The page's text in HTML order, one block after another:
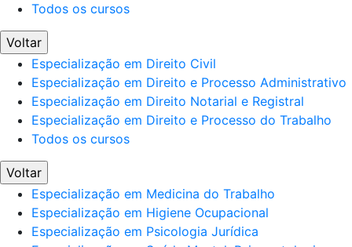
Todos os cursos
Voltar
Especialização em Direito Civil
Especialização em Direito e Processo Administrativo
Especialização em Direito Notarial e Registral
Especialização em Direito e Processo do Trabalho
Todos os cursos
Voltar
Especialização em Medicina do Trabalho
Especialização em Higiene Ocupacional
Especialização em Psicologia Jurídica